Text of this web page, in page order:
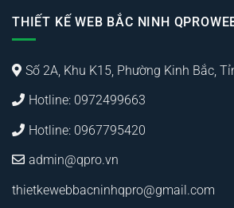
THIẾT KẾ WEB BẮC NINH
Số 2A, Khu K15, Phường Kinh Bắc,
Hotline: 0972499663
Hotline: 0967795420
admin@qpro.vn
thietkewebbacninhqpro@gmail.com